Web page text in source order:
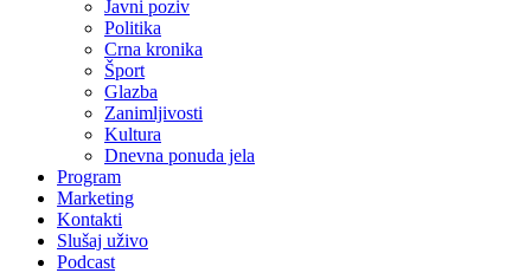
Javni poziv
Politika
Crna kronika
Šport
Glazba
Zanimljivosti
Kultura
Dnevna ponuda jela
Program
Marketing
Kontakti
Slušaj uživo
Podcast